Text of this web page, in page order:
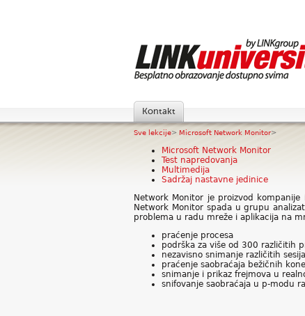
Kontakt
Sve lekcije> Microsoft Network Monitor>
Microsoft Network Monitor
Test napredovanja
Multimedija
Sadržaj nastavne jedinice
Network Monitor je proizvod
Network Monitor spada u grupu
problema u radu mreže i aplikacija na
praćenje procesa
podrška za više od 300 različitih
nezavisno snimanje različitih
praćenje saobraćaja bežičnih
snimanje i prikaz frejmova u
snifovanje saobraćaja u p-modu